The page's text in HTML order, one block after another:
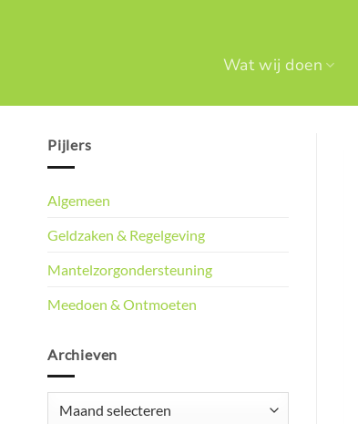
Wat wij doen
Pijlers
Algemeen
Geldzaken & Regelgeving
Mantelzorgondersteuning
Meedoen & Ontmoeten
Archieven